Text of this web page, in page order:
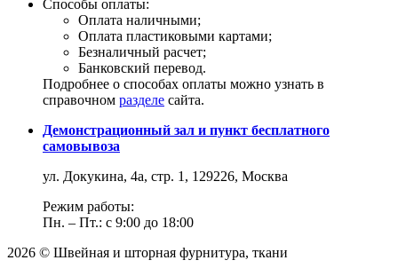
Способы оплаты:
Оплата наличными;
Оплата пластиковыми картами;
Безналичный расчет;
Банковский перевод.
Подробнее о способах оплаты можно узнать в
справочном разделе сайта.
Демонстрационный зал и пункт бесплатного
самовывоза
ул. Докукина, 4а, стр. 1, 129226, Москва
Режим работы:
Пн. – Пт.: с 9:00 до 18:00
2026 © Швейная и шторная фурнитура, ткани